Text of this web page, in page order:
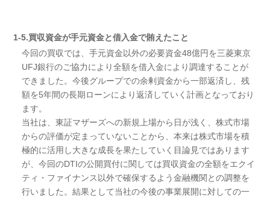
1-5.買収資金が手元資金と借入金で賄えたこと
今回の買収では、手元資金以外の必要資金48億円を三菱東京
UFJ銀行のご協力により全額を借入金により調達することが
できました。今後グループでの余剰資金から一部返済し、残
額を5年間の長期ローンにより返済していく計画となっており
ます。
当社は、東証マザーズへの新規上場から日が浅く、株式市場
からの評価が定まっていないことから、本来は株式市場を積
極的に活用し大きな成長を果たしていく目論見ではあります
が、今回のDTIの公開買付に関しては買収資金の全額をエクイ
ティ・ファイナンス以外で確保するよう金融機関との調整を
行いました。結果として当社の今後の事業展開に対しての一